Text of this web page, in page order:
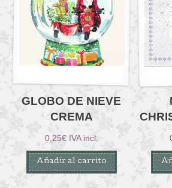
GLOBO DE NIEVE
CREMA
0,25€ IVA incl.
Añadir al carrito